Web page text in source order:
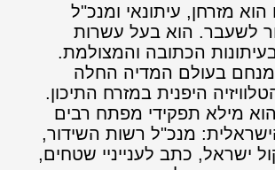
הוא מזרחן, עיתונאי ומנכ"ל
לשעבר. הוא בעל עשרות
בעיתונות הכתובה והמצולמת.
מנחם בעולם המדיה החלה
היפנית במזרח התיכון.
מילא תפקידי מפתח רבים
מנכ"ל רשות השידור,
ישראל, כתב לענייניי שטחים,